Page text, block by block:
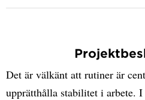
Det är välkänt att rutiner är
upprätthålla stabilitet i arbete.